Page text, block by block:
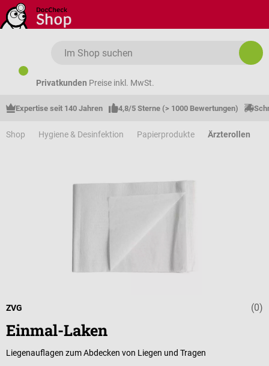
Zum Hauptinhalt springen
Privatkunden Preise inkl. MwSt.
Expertise seit 140 Jahren 4,8/5 Sterne (> 1000 Bewertungen)
Shop Hygiene & Desinfektion Papierprodukte Ärzterollen
(0)
ZVG
Einmal-Laken
Liegenauflagen zum Abdecken von Liegen und Tragen